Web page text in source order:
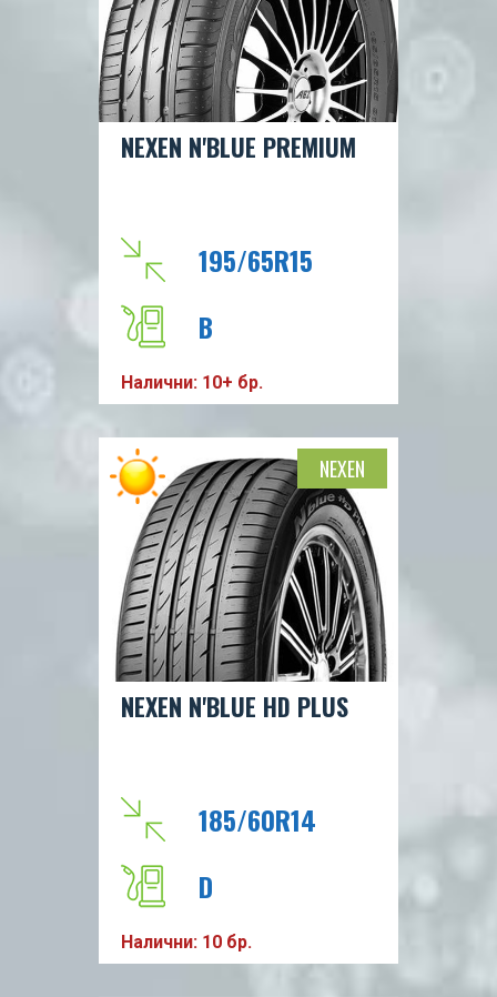
86
NEXEN N'BLUE PREMIUM
195/65R15
B
B
69db
T
91
Налични: 10+ бр.
NEXEN N'BLUE HD PLUS
185/60R14
D
C
Налични: 10 бр.
NEXEN